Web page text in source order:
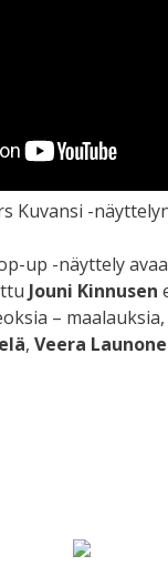
Kuvansi -
up -näyttely
Jouni Kinnusen
–
, Veera